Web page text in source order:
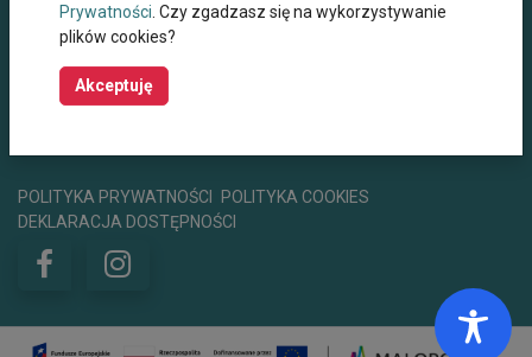
Prywatności . Czy zgadzasz się na wykorzystywanie
plików cookies?
Akceptuję
ul. Wielicka 267, 30-663 Kraków
+48 12 44 67 565
POLITYKA PRYWATNOŚCI
POLITYKA COOKIES
DEKLARACJA DOSTĘPNOŚCI